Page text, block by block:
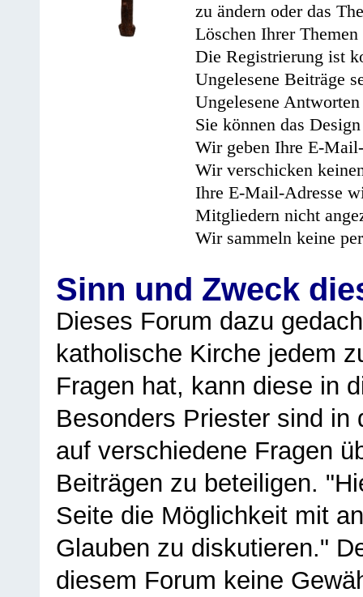
zu ändern oder das
Löschen Ihrer
Die Registrierung ist
Ungelesene Beiträge
Ungelesene
Sie können das
Wir geben Ihre E-
Wir verschicken
Ihre E-Mail-Adresse
Mitgliedern nicht
Wir sammeln keine
Sinn und Zweck
Dieses Forum dazu
katholische Kirche jedem
Fragen hat, kann diese in
Besonders Priester sind in
auf verschiedene Fragen
Beiträgen zu beteiligen.
Seite die Möglichkeit mit
Glauben zu diskutieren."
diesem Forum keine